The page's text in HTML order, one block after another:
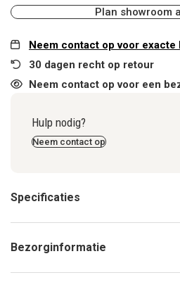
Plan showroom
Neem contact op voor exacte
30 dagen recht op retour
Neem contact op voor een
Hulp nodig?
Neem contact op
Specificaties
Bezorginformatie